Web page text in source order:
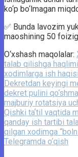
ko‘p bo‘lmagan
✅ Bunda lavozim
maoshining 50
O‘xshash maqolalar:
talab qilishga
xodimlarga ish
Dekretdan keyingi
dekret pulini
majburiy rotatsiya
Qishki taʼtil vaqtida
qanday ish tartibi
qilgan xodimga
Telegramda o‘qish